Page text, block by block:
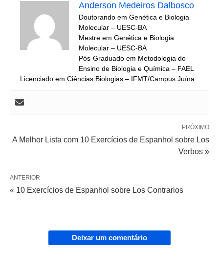
Anderson Medeiros Dalbosco
Doutorando em Genética e Biologia
Molecular – UESC-BA
Mestre em Genética e Biologia
Molecular – UESC-BA
Pós-Graduado em Metodologia do
Ensino de Biologia e Química – FAEL
Licenciado em Ciências Biologias – IFMT/Campus Juína
PRÓXIMO
A Melhor Lista com 10 Exercícios de Espanhol sobre Los
Verbos »
ANTERIOR
« 10 Exercícios de Espanhol sobre Los Contrarios
Deixar um comentário